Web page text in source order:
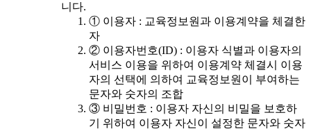
니다.
① 이용자 : 교육정보원과 이용계약을 체결한
자
② 이용자번호(ID) : 이용자 식별과 이용자의
서비스 이용을 위하여 이용계약 체결시 이용
자의 선택에 의하여 교육정보원이 부여하는
문자와 숫자의 조합
③ 비밀번호 : 이용자 자신의 비밀을 보호하
기 위하여 이용자 자신이 설정한 문자와 숫자